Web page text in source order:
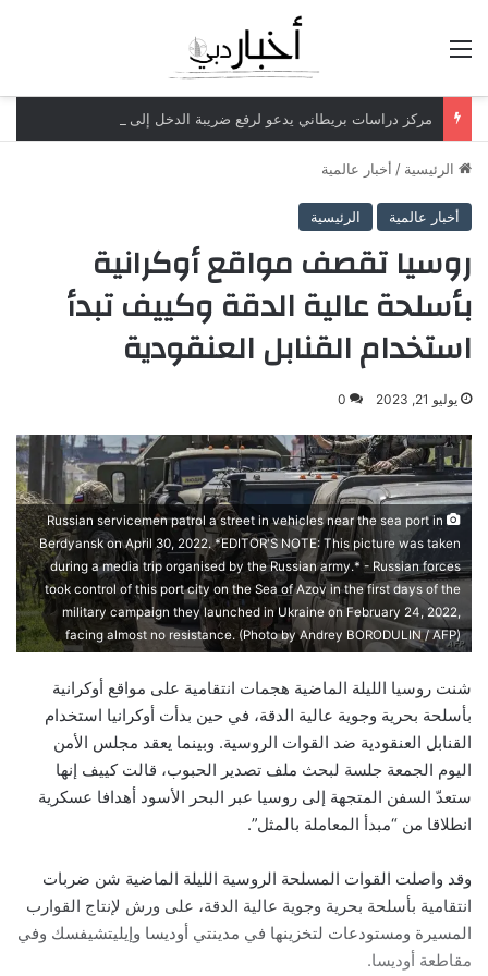
مركز دراسات بريطاني يدعو لرفع ضريبة الدخل إلى 52%
الرئيسية / أخبار عالمية
أخبار عالمية الرئيسية
روسيا تقصف مواقع أوكرانية
بأسلحة عالية الدقة وكييف تبدأ
استخدام القنابل العنقودية
يوليو 21, 2023 0
Russian servicemen patrol a street in vehicles near the sea port in
Berdyansk on April 30, 2022. *EDITOR'S NOTE: This picture was taken
during a media trip organised by the Russian army.* - Russian forces
took control of this port city on the Sea of Azov in the first days of the
military campaign they launched in Ukraine on February 24, 2022,
facing almost no resistance. (Photo by Andrey BORODULIN / AFP)
شنت روسيا الليلة الماضية هجمات انتقامية على مواقع أوكرانية
بأسلحة بحرية وجوية عالية الدقة، في حين بدأت أوكرانيا استخدام
القنابل العنقودية ضد القوات الروسية. وبينما يعقد مجلس الأمن
اليوم الجمعة جلسة لبحث ملف تصدير الحبوب، قالت كييف إنها
ستعدّ السفن المتجهة إلى روسيا عبر البحر الأسود أهدافا عسكرية
انطلاقا من “مبدأ المعاملة بالمثل”.
وقد واصلت القوات المسلحة الروسية الليلة الماضية شن ضربات
انتقامية بأسلحة بحرية وجوية عالية الدقة، على ورش لإنتاج القوارب
المسيرة ومستودعات لتخزينها في مدينتي أوديسا وإيليتشيفسك وفي
مقاطعة أوديسا.